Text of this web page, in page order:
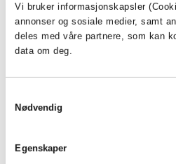
Vi bruker informasjonskapsler
annonser og sosiale medier, samt
deles med våre partnere, som kan
data om deg.
Nødvendig
Egenskaper